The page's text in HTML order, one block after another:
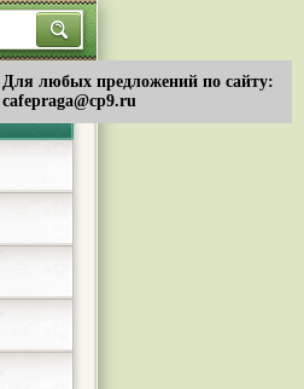
Для любых предложений по сайту:
cafepraga@cp9.ru